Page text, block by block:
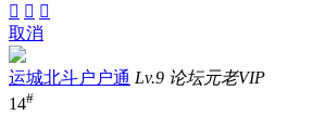
  
取消
运城北斗户户通 Lv.9 论坛元老VIP
14#